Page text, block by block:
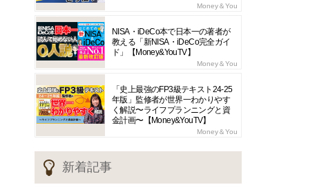
Money＆You
NISA・iDeCo本で日本一の著者が
教える「新NISA・iDeCo完全ガイ
ド」【Money&YouTV】
Money＆You
「史上最強のFP3級テキスト24-25
年版」監修者が世界一わかりやす
く解説〜ライフプランニングと資
金計画〜【Money&YouTV】
Money＆You
新着記事